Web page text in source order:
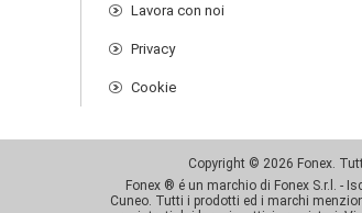
Lavora con noi
Privacy
Cookie
Copyright © 2026 Fonex.
Fonex ® é un marchio di Fonex S.r.l. -
Cuneo. Tutti i prodotti ed i marchi